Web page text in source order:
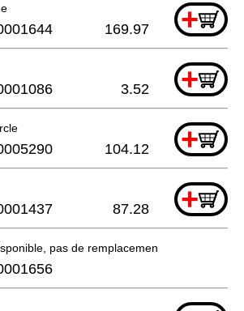
+
169.97
+
3.52
+
104.12
+
87.28
pas de remplacement